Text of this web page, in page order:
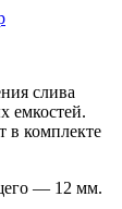
слива
емкостей.
в комплекте
— 12 мм.